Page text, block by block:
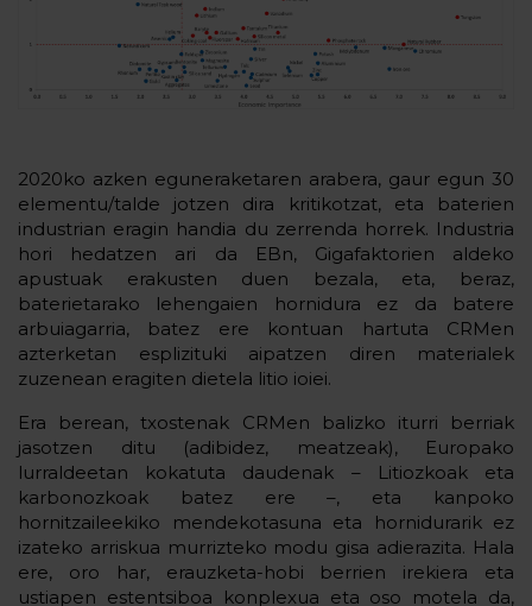
2020ko azken eguneraketaren arabera, gaur egun 30
elementu/talde jotzen dira kritikotzat, eta baterien
industrian eragin handia du zerrenda horrek. Industria
hori hedatzen ari da EBn, Gigafaktorien aldeko
apustuak erakusten duen bezala, eta, beraz,
baterietarako lehengaien hornidura ez da batere
arbuiagarria, batez ere kontuan hartuta CRMen
azterketan esplizituki aipatzen diren materialek
zuzenean eragiten dietela litio ioiei.
Era berean, txostenak CRMen balizko iturri berriak
jasotzen ditu (adibidez, meatzeak), Europako
lurraldeetan kokatuta daudenak – Litiozkoak eta
karbonozkoak batez ere –, eta kanpoko
hornitzaileekiko mendekotasuna eta hornidurarik ez
izateko arriskua murrizteko modu gisa adierazita. Hala
ere, oro har, erauzketa-hobi berrien irekiera eta
ustiapen estentsiboa konplexua eta oso motela da,